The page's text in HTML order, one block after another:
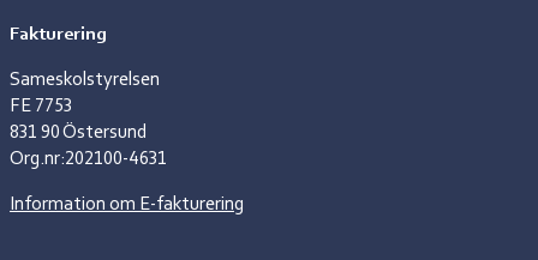
Fakturering
Sameskolstyrelsen
FE 7753
831 90 Östersund
Org.nr:202100-4631
Information om E-fakturering